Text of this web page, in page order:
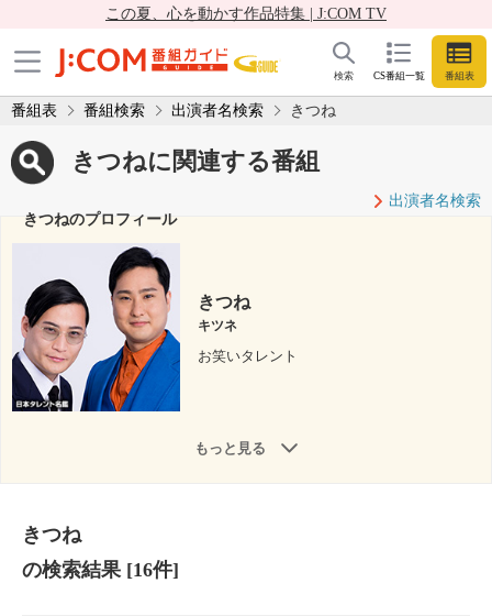
この夏、心を動かす作品特集 | J:COM TV
CS番組一覧 番組表
検索
番組表 番組検索 出演者名検索 きつね
きつねに関連する番組
出演者名検索
きつねのプロフィール
きつね
キツネ
お笑いタレント
もっと見る
きつね
の検索結果[16件]